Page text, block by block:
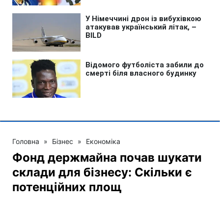
Головна » Бізнес » Економіка
Фонд держмайна почав шукати
склади для бізнесу: Скільки є
потенційних площ